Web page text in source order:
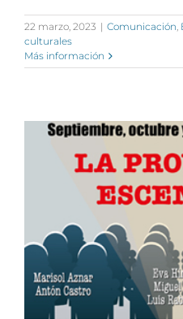
22 marzo, 2023 | Comunicación,
culturales
Más información